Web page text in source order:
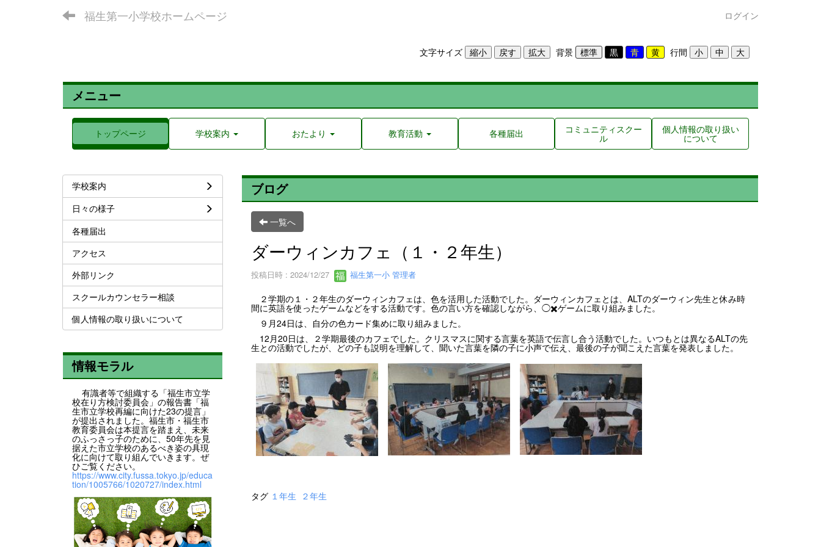
福生第一小学校ホームページ ログイン
文字サイズ 背景 行間
メニュー
トップページ 学校案内 おたより 教育活動 各種届出 コミュニティスクー
ル
個人情報の取り扱い
について
ブログ
一覧へ
ダーウィンカフェ（１・２年生）
投稿日時 : 2024/12/27 福生第一小 管理者
２学期の１・２年生のダーウィンカフェは、色を活用した活動でした。ダーウィンカフェとは、ALTのダーウィン先生と休み時
間に英語を使ったゲームなどをする活動です。色の言い方を確認しながら、◯✖️ゲームに取り組みました。
９月24日は、自分の色カード集めに取り組みました。
12月20日は、２学期最後のカフェでした。クリスマスに関する言葉を英語で伝言し合う活動でした。いつもとは異なるALTの先
生との活動でしたが、どの子も説明を理解して、聞いた言葉を隣の子に小声で伝え、最後の子が聞こえた言葉を発表しました。
タグ １年生 ２年生
学校案内
日々の様子
各種届出
アクセス
外部リンク
スクールカウンセラー相談
個人情報の取り扱いについて
情報モラル
有識者等で組織する「福生市立学
校在り方検討委員会」の報告書「福
生市立学校再編に向けた23の提言」
が提出されました。福生市・福生市
教育委員会は本提言を踏まえ、未来
のふっさっ子のために、50年先を見
据えた市立学校のあるべき姿の具現
化に向けて取り組んでいきます。ぜ
ひご覧ください。
https://www.city.fussa.tokyo.jp/educa
tion/1005766/1020727/index.html